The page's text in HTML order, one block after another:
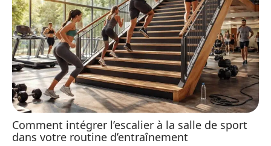
Comment intégrer l’escalier à la salle de sport
dans votre routine d’entraînement